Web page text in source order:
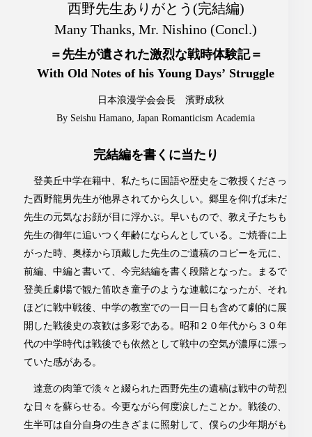
西野先生ありがとう(完結編)
Many Thanks, Mr. Nishino (Concl.)
＝先生が遺された激烈な戦時体験記＝
With Old Notes of his Young Days’ Struggle
日本浪漫学会会長 濱野成秋
By Seishu Hamano, Japan Romanticism Academia
完結編を書くに当たり
登美丘中学在籍中、私たちに国語や歴史をご教授くださっ
た西野龍男先生が他界されてから久しい。郷里を仰げば未だ
先生の元気なお顔が目に浮かぶ。早いもので、教え子たちも
先生の御年に追いつく年齢にならんとしている。ご焼香に上
がった時、奥様から頂戴した先生のご遺稿のコピーを元に、
前編、中編と書いて、今完結編を書く段階となった。まるで
登美丘劇場で観た笛吹き童子のような連載になったが、それ
ほどに戦中戦後、中学の教室での一日一日も含めて劇的に展
開した戦後史の哀歓は多彩である。昭和２０年代から３０年
代の中学時代は戦後でも依然として戦中の空気が濃厚に漂っ
ていた感がある。
達意の肉筆で淡々と綴られた西野先生の遺稿は戦中の苛烈
な日々を蘇らせる。今更ながら何度涙したことか。戦後の、
生半可は自分自身の生きざまに照射して、僕らの少年期がも